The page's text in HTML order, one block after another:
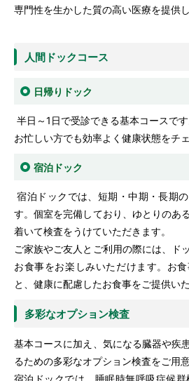
専門性を生かした質の高い医療を提供し
人間ドックコース
日帰りドック
半日～1日で受診できる基本コースです
お忙しい方でも効率よく健康状態をチ
宿泊ドック
宿泊ドックでは、短期・中期・長期
す。個室を完備しており、ゆとりのあ
着いて検査をうけていただきます。
ご家族やご友人とご利用の際には、ド
お食事をお楽しみいただけます。お
と、健康に配慮したお食事をご提供いた
多彩なオプション検査
基本コースに加え、気になる臓器や疾
るための多彩なオプション検査をご用
宿泊ドックでは、睡眠時無呼吸症候